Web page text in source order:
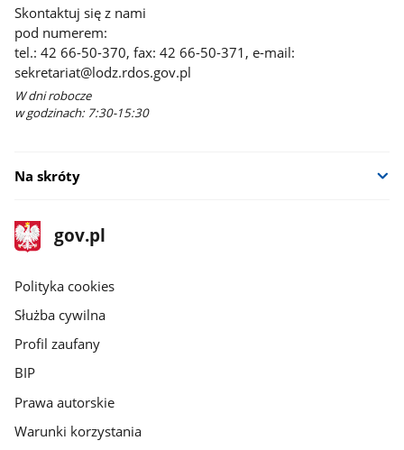
Skontaktuj się z nami
pod numerem:
tel.: 42 66-50-370, fax: 42 66-50-371, e-mail:
sekretariat@lodz.rdos.gov.pl
W dni robocze
w godzinach: 7:30-15:30
Na skróty
stopka
gov.pl
Strona
gov.pl
gov.pl
Polityka cookies
Służba cywilna
Profil zaufany
BIP
Prawa autorskie
Warunki korzystania